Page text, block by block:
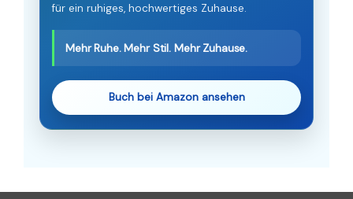
für ein ruhiges, hochwertiges Zuhause.
Mehr Ruhe. Mehr Stil. Mehr Zuhause.
Buch bei Amazon ansehen